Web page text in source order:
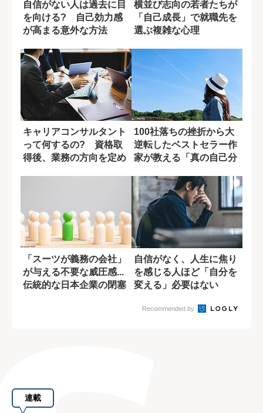
自信がない人は過去に目
を向ける? 自己効力感
が高まる意外な方法
横並び志向の若者たちが
「自己成長」で就職先を
選ぶ複雑な心理
キャリアコンサルタント
って何するの? 資格取
得後、業務の方向を定め
100社落ちの挫折から大
逆転したベストセラー作
家が教える「真の自己分
「スーツが義務の会社」
が与える不要な威圧感...
伝統的な日本企業の閉塞
自信がなく、人生に焦り
を感じる人ほど「自分を
変える」必要はない
Recommended by
連載